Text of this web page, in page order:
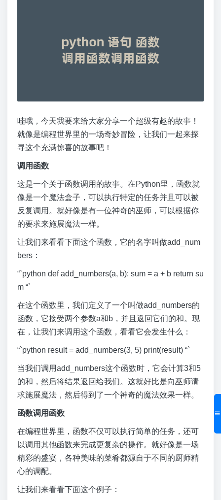
哇哦，今天我要来给大家分享一个超级有趣的故事！
就像是编程世界里的一场奇妙冒险，让我们一起来探
寻这个充满惊喜的故事吧！
调用函数
这是一个关于函数调用的故事。在Python里，函数就
像是一个魔法盒子，可以执行特定的任务并且可以被
反复调用。就好像是有一位神奇的巫师，可以根据你
的要求来施展魔法一样。
让我们来看看下面这个函数，它的名字叫做add_num
bers：
“`python def add_numbers(a, b): sum = a + b return su
m “`
在这个函数里，我们定义了一个叫做add_numbers的
函数，它接受两个参数a和b，并且返回它们的和。现
在，让我们来调用这个函数，看看它会发生什么：
“`python result = add_numbers(3, 5) print(result) “`
当我们调用add_numbers这个函数时，它会计算3和5
的和，然后将结果返回给我们。这就好比是向巫师请
求施展魔法，然后得到了一个神奇的魔法效果一样。
函数调用函数
在编程世界里，函数不仅可以执行简单的任务，还可
以调用其他函数来完成更复杂的操作。就好像是一场
精彩的盛宴，各种美味的菜肴都源自于不同的厨师精
心的调配。
让我们来看看下面这个例子：